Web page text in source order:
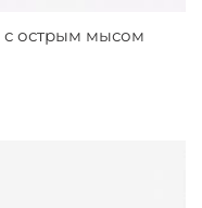
острым мысом